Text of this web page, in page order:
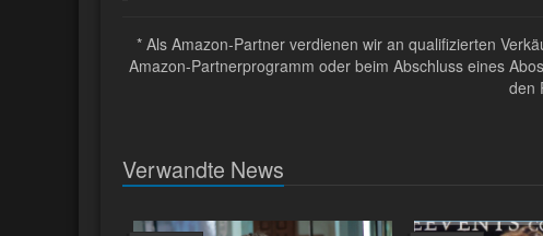
* Als Amazon-Partner verdienen wir an qualifizierten
Amazon-Partnerprogramm oder beim Abschluss eines
den
Verwandte News